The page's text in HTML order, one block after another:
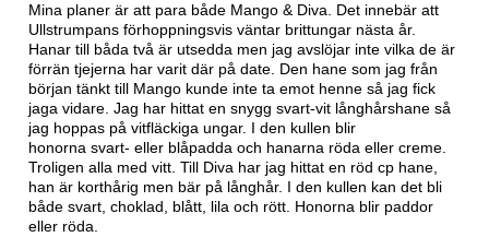
Mina planer är att para både Mango & Diva. Det innebär att
Ullstrumpans förhoppningsvis väntar brittungar nästa år.
Hanar till båda två är utsedda men jag avslöjar inte vilka de är
förrän tjejerna har varit där på date. Den hane som jag från
början tänkt till Mango kunde inte ta emot henne så jag fick
jaga vidare. Jag har hittat en snygg svart-vit långhårshane så
jag hoppas på vitfläckiga ungar. I den kullen blir
honorna svart- eller blåpadda och hanarna röda eller creme.
Troligen alla med vitt. Till Diva har jag hittat en röd cp hane,
han är korthårig men bär på långhår. I den kullen kan det bli
både svart, choklad, blått, lila och rött. Honorna blir paddor
eller röda.